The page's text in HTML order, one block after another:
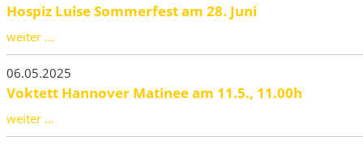
Hospiz Luise Sommerfest am 28. Juni
weiter ...
06.05.2025
Voktett Hannover Matinee am 11.5., 11.00h
weiter ...